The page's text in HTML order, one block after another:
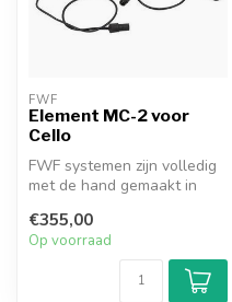
FWF
Element MC-2 voor
Cello
FWF systemen zijn volledig
met de hand gemaakt in
e...
€355,00
Op voorraad